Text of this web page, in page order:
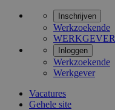
Inschrijven
Werkzoekende
WERKGEVER
Inloggen
Werkzoekende
Werkgever
Vacatures
Gehele site